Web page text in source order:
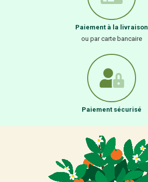
Paiement à la livraison
ou par carte bancaire
Paiement sécurisé